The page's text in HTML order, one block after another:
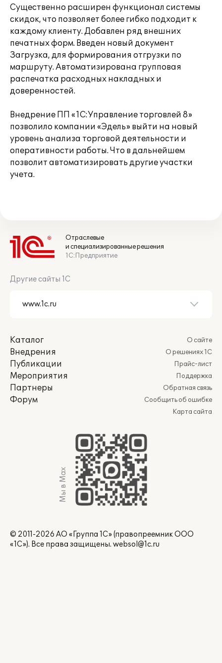
Существенно расширен функционал системы
скидок, что позволяет более гибко подходит к
каждому клиенту. Добавлен ряд внешних
печатных форм. Введен новый документ
Загрузка, для формирования отгрузки по
маршруту. Автоматизирована групповая
распечатка расходных накладных и
доверенностей.
Внедрение ПП «1С:Управление торговлей 8»
позволило компании «Эдель» выйти на новый
уровень анализа торговой деятельности и
оперативности работы. Что в дальнейшем
позволит автоматизировать другие участки
учета.
Отраслевые
и специализированные решения
1С:Предприятие
Другие сайты 1С
Каталог
Внедрения
Публикации
Мероприятия
Партнеры
Форум
О сайте
О решениях 1С
Прайс-лист
Поддержка
Обратная связь
Сообщить об ошибке
Карта сайта
Мы в Max
© 2011-2026 АО «Группа 1С» (правопреемник ООО
«1С»). Все права защищены. websol@1c.ru